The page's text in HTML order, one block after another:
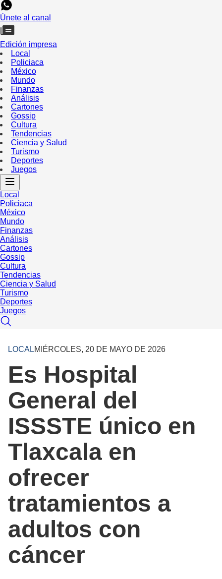
Únete al canal
Edición impresa
Local
Policiaca
México
Mundo
Finanzas
Análisis
Cartones
Gossip
Cultura
Tendencias
Ciencia y Salud
Turismo
Deportes
Juegos
Local
Policiaca
México
Mundo
Finanzas
Análisis
Cartones
Gossip
Cultura
Tendencias
Ciencia y Salud
Turismo
Deportes
Juegos
LOCALMIÉRCOLES, 20 DE MAYO DE 2026
Es Hospital
General del
ISSSTE único en
Tlaxcala en
ofrecer
tratamientos a
adultos con
cáncer